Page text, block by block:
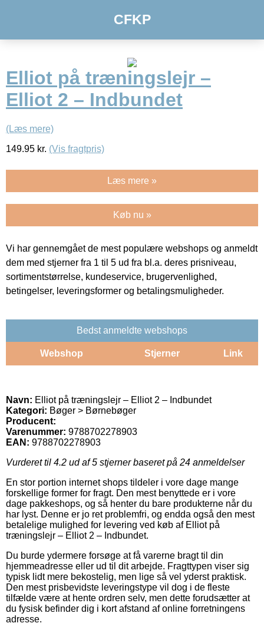
CFKP
Elliot på træningslejr –
Elliot 2 – Indbundet
(Læs mere)
149.95 kr. (Vis fragtpris)
Læs mere »
Køb nu »
Vi har gennemgået de mest populære webshops og anmeldt
dem med stjerner fra 1 til 5 ud fra bl.a. deres prisniveau,
sortimentstørrelse, kundeservice, brugervenlighed,
betingelser, leveringsformer og betalingsmuligheder.
Bedst anmeldte webshops
Webshop Stjerner Link
Navn: Elliot på træningslejr – Elliot 2 – Indbundet
Kategori: Bøger > Børnebøger
Producent:
Varenummer: 9788702278903
EAN: 9788702278903
Vurderet til 4.2 ud af 5 stjerner baseret på 24 anmeldelser
En stor portion internet shops tildeler i vore dage mange
forskellige former for fragt. Den mest benyttede er i vore
dage pakkeshops, og så henter du bare produkterne når du
har lyst. Denne er jo ret problemfri, og endda også den mest
betalelige mulighed for levering ved køb af Elliot på
træningslejr – Elliot 2 – Indbundet.
Du burde ydermere forsøge at få varerne bragt til din
hjemmeadresse eller ud til dit arbejde. Fragttypen viser sig
typisk lidt mere bekostelig, men lige så vel yderst praktisk.
Den mest prisbevidste leveringstype vil dog i de fleste
tilfælde være at hente ordren selv, men dette forudsætter at
du fysisk befinder dig i kort afstand af online forretningens
adresse.